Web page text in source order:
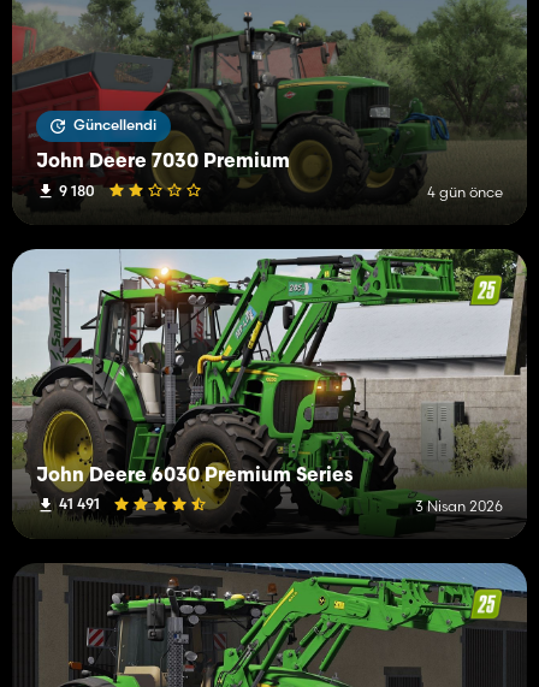
Güncellendi
John Deere 7030 Premium
9 180 4 gün önce
John Deere 6030 Premium Series
41 491 3 Nisan 2026